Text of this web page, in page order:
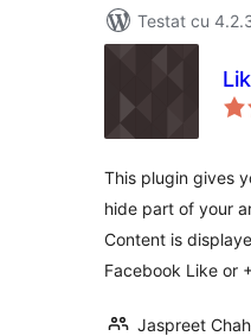
Testat cu
This plugin gives
hide part of your
Content is
Facebook Like or
Jaspreet